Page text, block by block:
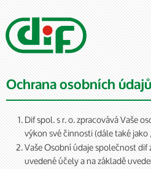
Ochrana osobních údajů
Dif spol. s r. o. zpracovává Vaše
výkon své činnosti (dále také jako
Vaše Osobní údaje společnost
uvedené účely a na základě